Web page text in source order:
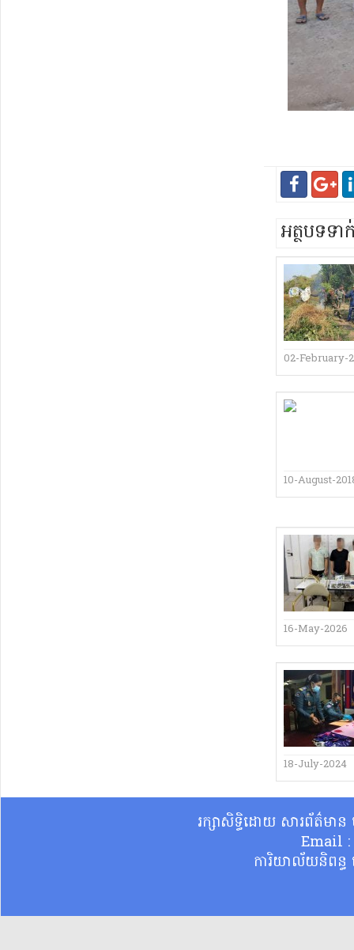
អត្ថបទទ
02-February-
10-August-
16-May-2026
18-July-2024
រក្សាសិទ្ធិដោយ សារព័ត៌មា
Email
ការិយាល័យនិពន្ធ